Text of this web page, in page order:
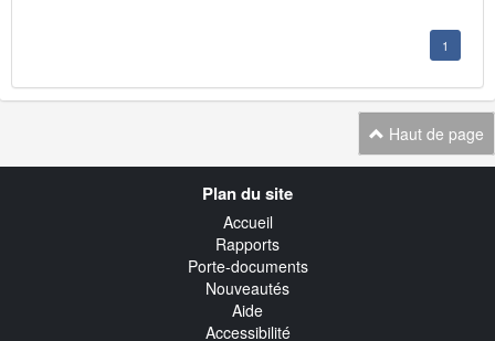
1
Haut de page
Plan du site
Accueil
Rapports
Porte-documents
Nouveautés
Aide
Accessibilité